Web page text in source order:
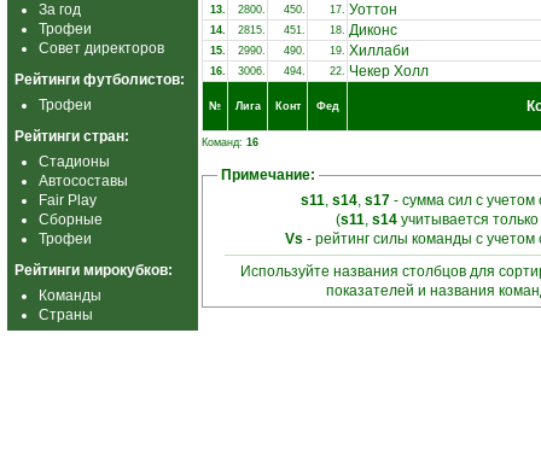
За год
Трофеи
Совет директоров
Рейтинги футболистов:
Трофеи
Рейтинги стран:
Стадионы
Автосоставы
Fair Play
Сборные
Трофеи
Рейтинги мирокубков:
Команды
Страны
13. 2800. 450. 17. Уоттон
14. 2815. 451. 18. Диконс
15. 2990. 490. 19. Хиллаби
16. 3006. 494. 22. Чекер Холл
№ Лига Конт Фед
Команд: 16
Примечание:
s11, s14, s17- сумма сил с учетом
(s11, s14 учитывается
Vs - рейтинг силы команды с
Используйте названия столбцов для
показателей и названия